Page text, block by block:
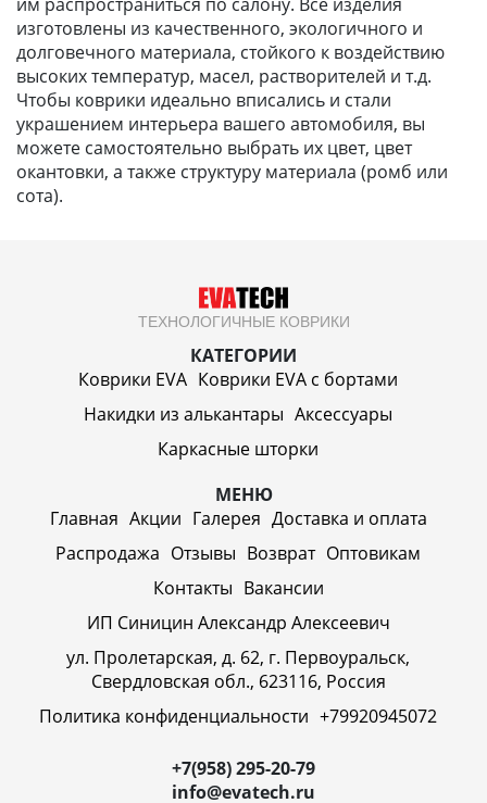
изготовлены из качественного, экологичного и
долговечного материала, стойкого к воздействию
высоких температур, масел, растворителей и т.д.
Чтобы коврики идеально вписались и стали
украшением интерьера вашего автомобиля, вы
можете самостоятельно выбрать их цвет, цвет
окантовки, а также структуру материала (ромб или
сота).
ТЕХНОЛОГИЧНЫЕ КОВРИКИ
КАТЕГОРИИ
Коврики EVA Коврики EVA c бортами
Накидки из алькантары Аксессуары
Каркасные шторки
МЕНЮ
Главная Акции Галерея Доставка и оплата
Распродажа Отзывы Возврат Оптовикам
Контакты Вакансии
ИП Синицин Александр Алексеевич
ул. Пролетарская, д. 62, г. Первоуральск,
Свердловская обл., 623116, Россия
Политика конфиденциальности +79920945072
+7(958) 295-20-79
info@evatech.ru